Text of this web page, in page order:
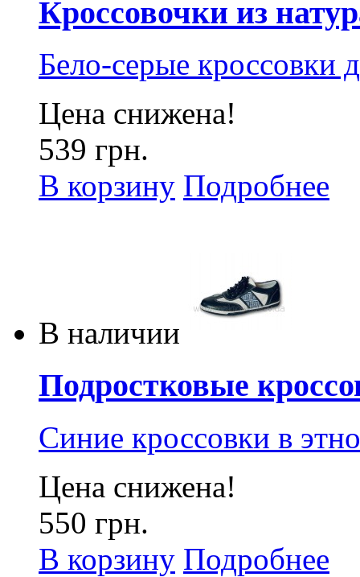
Кроссовочки из
Бело-серые
Цена снижена!
539 грн.
В корзину Подробнее
В наличии
Подростковые
Синие кроссовки в
Цена снижена!
550 грн.
В корзину Подробнее